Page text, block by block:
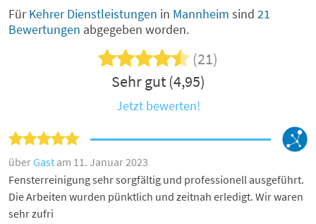
FürKehrer Dienstleistungen in Mannheim sind 21
Bewertungen abgegeben worden.
(21)
Sehr gut (4,95)
Jetzt bewerten!
überGast am 11. Januar 2023
Fensterreinigung sehr sorgfältig und professionell ausgeführt.
Die Arbeiten wurden pünktlich und zeitnah erledigt. Wir waren
sehr zufri